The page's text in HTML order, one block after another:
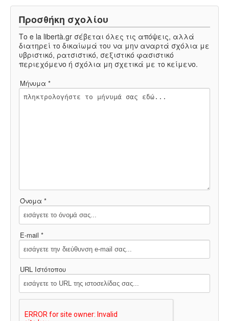
Προσθήκη σχολίου
Το e la libertà.gr σέβεται όλες τις απόψεις, αλλά
διατηρεί το δικαίωμά του να μην αναρτά σχόλια με
υβριστικό, ρατσιστικό, σεξιστικό φασιστικό
περιεχόμενο ή σχόλια μη σχετικά με το κείμενο.
Μήνυμα *
Όνομα *
E-mail *
URL Ιστότοπου